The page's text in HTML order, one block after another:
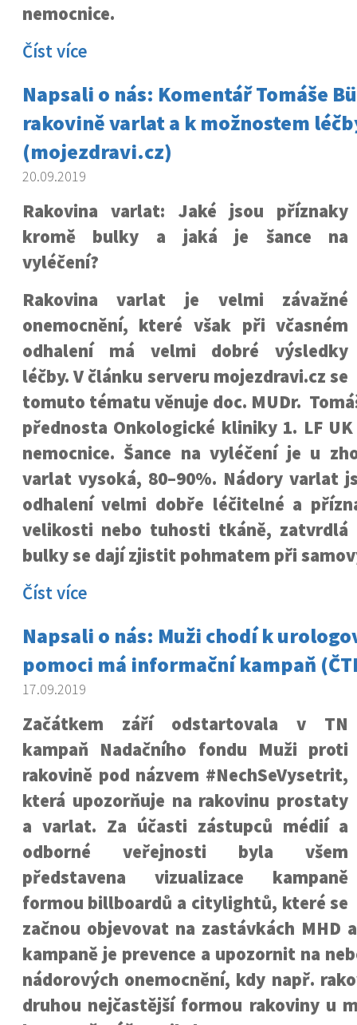
nemocnice.
Číst více
Napsali o nás: Komentář Tomáše
rakovině varlat a k možnostem
(mojezdravi.cz)
20.09.2019
Rakovina varlat: Jaké jsou příznaky
kromě bulky a jaká je šance na
vyléčení?
Rakovina varlat je velmi závažné
onemocnění, které však při včasném
odhalení má velmi dobré výsledky
léčby. V článku serveru mojezdravi.cz se
tomuto tématu věnuje doc. MUDr.
přednosta Onkologické kliniky 1. LF
nemocnice. Šance na vyléčení je u
varlat vysoká, 80–90%. Nádory varlat
odhalení velmi dobře léčitelné a
velikosti nebo tuhosti tkáně,
bulky se dají zjistit pohmatem při
Číst více
Napsali o nás: Muži chodí k
pomoci má informační kampaň
17.09.2019
Začátkem září odstartovala v TN
kampaň Nadačního fondu Muži proti
rakovině pod názvem #NechSeVysetrit,
která upozorňuje na rakovinu prostaty
a varlat. Za účasti zástupců médií a
odborné veřejnosti byla všem
představena vizualizace kampaně
formou billboardů a citylightů, které se
začnou objevovat na zastávkách MHD
kampaně je prevence a upozornit na
nádorových onemocnění, kdy např.
druhou nejčastější formou rakoviny u